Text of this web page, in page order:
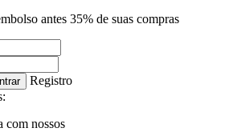
antes 35% de suas compras
Registro
com nossos